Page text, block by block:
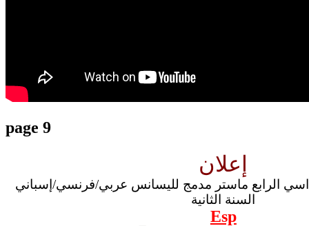
page 9
إعلان
الرابع ماستر مدمج لليسانس عربي/فرنسي/إسباني
السنة الثانية
Esp